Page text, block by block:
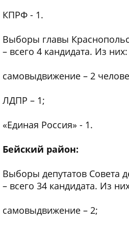
КПРФ - 1.
Выборы главы
– всего 4 кандидата. Из них:
самовыдвижение – 2
ЛДПР – 1;
«Единая Россия» - 1.
Бейский район:
Выборы депутатов Совета
– всего 34 кандидата. Из
самовыдвижение – 2;